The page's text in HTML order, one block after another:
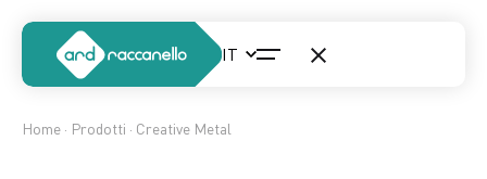
Home · Prodotti · Creative Metal